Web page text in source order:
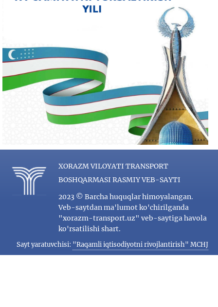
XORAZM VILOYATI TRANSPORT
BOSHQARMASI RASMIY VEB-SAYTI
2023 © Barcha huquqlar himoyalangan.
Veb-saytdan ma'lumot ko'chirilganda
"xorazm-transport.uz" veb-saytiga havola
ko'rsatilishi shart.
Sayt yaratuvchisi: "Raqamli iqtisodiyotni rivojlantirish" MCHJ